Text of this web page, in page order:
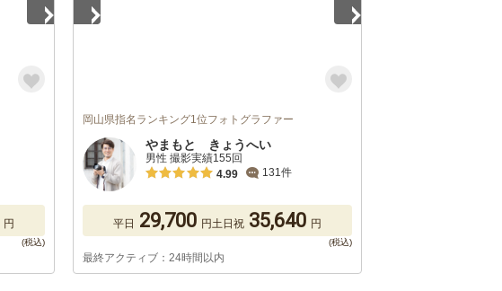
円
岡山県指名ランキング1位フォトグラファー
やまもと きょうへい
男性 撮影実績155回
4.99
131件
平日 29,700 円土日祝 35,640 円
最終アクティブ：24時間以内